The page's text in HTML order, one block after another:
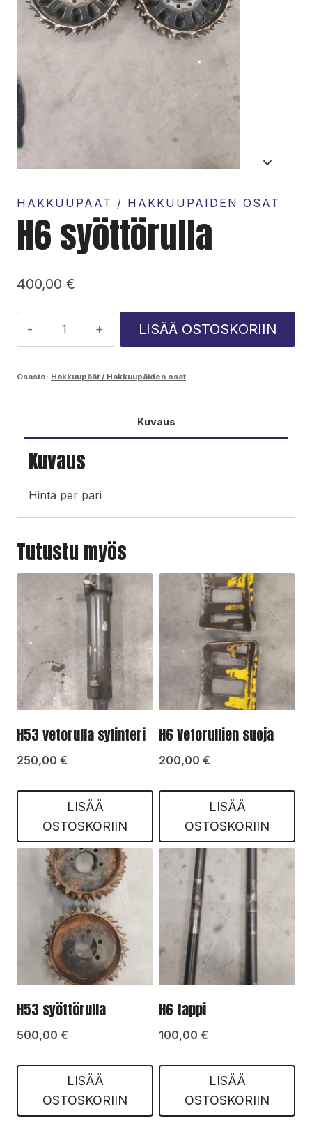
HAKKUUPÄÄT / HAKKUUPÄIDEN OSAT
H6 syöttörulla
400,00 €
syöttörulla
LISÄÄ OSTOSKORIIN
Osasto: Hakkuupäät / Hakkuupäiden osat
Kuvaus
Kuvaus
Hinta per pari
Tutustu myös
H53 vetorulla sylinteri
250,00 €
LISÄÄ
OSTOSKORIIN
H6 Vetorullien suoja
200,00 €
LISÄÄ
OSTOSKORIIN
H53 syöttörulla
500,00 €
LISÄÄ
OSTOSKORIIN
H6 tappi
100,00 €
LISÄÄ
OSTOSKORIIN